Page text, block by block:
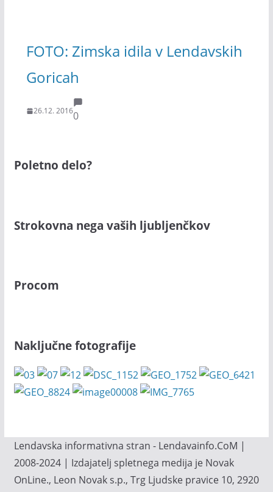
FOTO: Zimska idila v Lendavskih
Goricah
26.12. 20160
Poletno delo?
Strokovna nega vaših ljubljenčkov
Procom
Naključne fotografije
Lendavska informativna stran - Lendavainfo.CoM |
2008-2024 | Izdajatelj spletnega medija je Novak
OnLine., Leon Novak s.p., Trg Ljudske pravice 10, 2920